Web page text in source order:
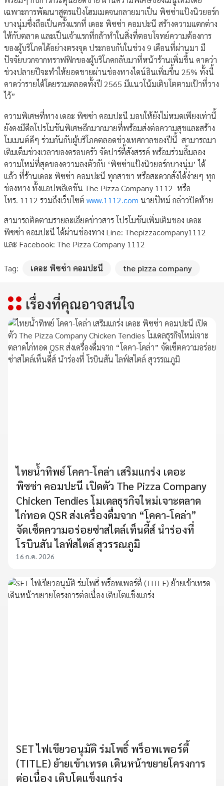
เฉพาะการพัฒนาสูตรแป้งโฮมเมดจนกลายมาเป็น พิซซ่าแป้งนิวยอร์ก
บางนุ่มซึ่งถือเป็นครั้งแรกที่ เดอะ พิซซ่า คอมปะนี สร้างความแตกต่าง
ให้กับตลาด และเป็นเจ้าแรกที่กล้าทำในสิ่งที่ตอบโจทย์ความต้องการ
ของผู้บริโภคได้อย่างตรงจุด ประกอบกับในช่วง 9 เดือนที่ผ่านมา มี
ปัจจัยบวกจากทราฟฟิกของผู้บริโภคกลับมาที่หน้าร้านเพิ่มขึ้น คาดว่า
ช่วงปลายปีจะทำให้ยอดขายผ่านช่องทางไดน์อินเพิ่มขึ้น 25% ทั้งนี้
คาดว่ารายได้โดยรวมตลอดทั้งปี 2565 มีแนวโน้มเติบโตตามเป้าที่วาง
ไว้”
ความพิเศษที่ทาง เดอะ พิซซ่า คอมปะนี มอบให้ยังไม่หมดเพียงเท่านี้
ยังคงมีดีลโปรโมชันพิเศษอีกมากมายที่พร้อมส่งต่อความสุขและสร้าง
โมเมนต์ดีๆ ร่วมกันกับผู้บริโภคตลอดช่วงเทศกาลของปีนี้ สามารถมา
เติมเต็มช่วงเวลาของครอบครัว จัดปาร์ตี้สังสรรค์ พร้อมร่วมลิ้มลอง
ความใหม่ที่สุดของความลงตัวกับ ‘พิซซ่าแป้งนิวยอร์กบางนุ่ม’ ได้
แล้ว ที่ร้านเดอะ พิซซ่า คอมปะนี ทุกสาขา หรือสะดวกสั่งได้ง่ายๆ ทุก
ช่องทาง ทั้งแอปพลิเคชัน The Pizza Company 1112 หรือ
โทร. 1112 รวมถึงเว็บไซต์ www.1112.com นายปัทม์ กล่าวปิดท้าย
สามารถติดตามรายละเอียดข่าวสาร โปรโมชันเพิ่มเติมของ เดอะ
พิซซ่า คอมปะนี ได้ผ่านช่องทาง Line: Thepizzacompany1112
และ Facebook: The Pizza Company 1112
Tag: เดอะ พิซซ่า คอมปะนี the pizza company
เรื่องที่คุณอาจสนใจ
ไทยน้ำทิพย์ โคคา-โคล่า เสริมแกร่ง เดอะ
พิซซ่า คอมปะนี เปิดตัว The Pizza Company
Chicken Tendies โมเดลธุรกิจใหม่เจาะตลาด
ไก่ทอด QSR ส่งเครื่องดื่มจาก “โคคา-โคล่า”
จัดเซ็ตความอร่อยซ่าสไตล์เท็นดี้ส์ นำร่องที่
โรบินสัน ไลฟ์สไตล์ สุวรรณภูมิ
16 ก.ค. 2026
SET ไฟเขียวอนุมัติ ร่มโพธิ์ พร็อพเพอร์ตี้
(TITLE) ย้ายเข้าเทรด เดินหน้าขยายโครงการ
ต่อเนื่อง เติบโตแข็งแกร่ง